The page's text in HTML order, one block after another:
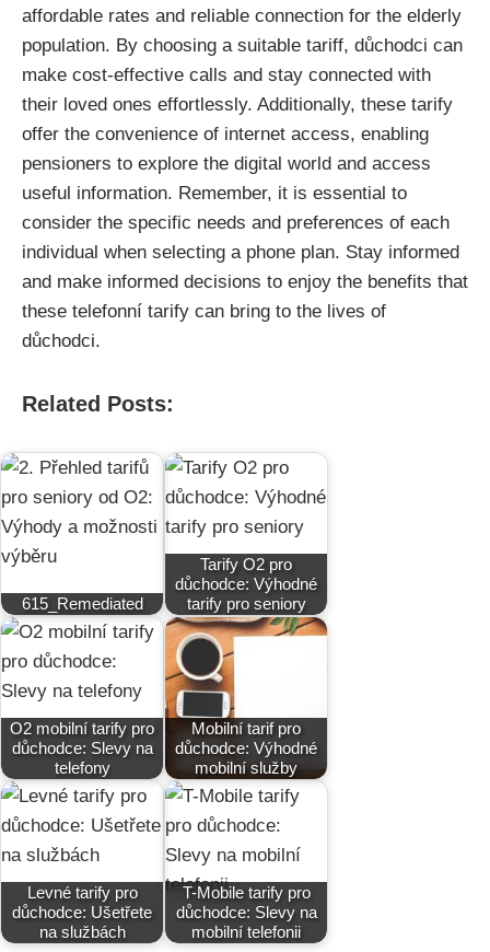
affordable rates and reliable connection for the elderly
population. By choosing a suitable tariff, důchodci can
make cost-effective calls and stay connected with
their loved ones effortlessly. Additionally, these tarify
offer the convenience of internet access, enabling
pensioners to explore the digital world and access
useful information. Remember, it is essential to
consider the specific needs and preferences of each
individual when selecting a phone plan. Stay informed
and make informed decisions to enjoy the benefits that
these telefonní tarify can bring to the lives of
důchodci.
Related Posts:
615_Remediated
Tarify O2 pro
důchodce: Výhodné
tarify pro seniory
O2 mobilní tarify pro
důchodce: Slevy na
telefony
Mobilní tarif pro
důchodce: Výhodné
mobilní služby
Levné tarify pro
důchodce: Ušetřete
na službách
T-Mobile tarify pro
důchodce: Slevy na
mobilní telefonii